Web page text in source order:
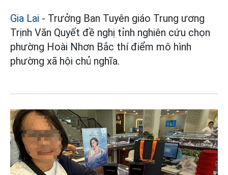
Gia Lai - Trưởng Ban Tuyên giáo Trung ương
Trịnh Văn Quyết đề nghị tỉnh nghiên cứu chọn
phường Hoài Nhơn Bắc thí điểm mô hình
phường xã hội chủ nghĩa.